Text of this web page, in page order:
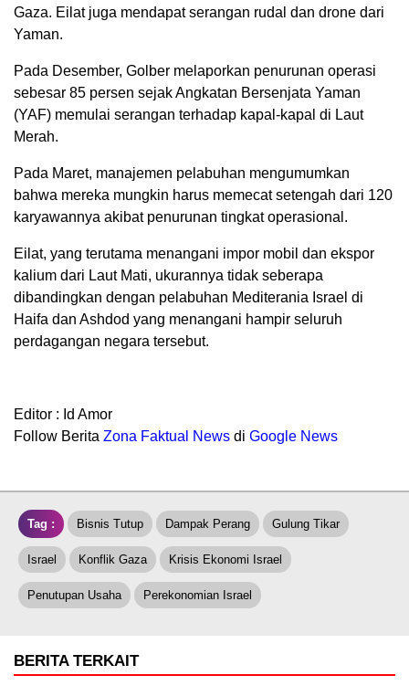
Gaza. Eilat juga mendapat serangan rudal dan drone dari
Yaman.
Pada Desember, Golber melaporkan penurunan operasi
sebesar 85 persen sejak Angkatan Bersenjata Yaman
(YAF) memulai serangan terhadap kapal-kapal di Laut
Merah.
Pada Maret, manajemen pelabuhan mengumumkan
bahwa mereka mungkin harus memecat setengah dari 120
karyawannya akibat penurunan tingkat operasional.
Eilat, yang terutama menangani impor mobil dan ekspor
kalium dari Laut Mati, ukurannya tidak seberapa
dibandingkan dengan pelabuhan Mediterania Israel di
Haifa dan Ashdod yang menangani hampir seluruh
perdagangan negara tersebut.
Editor : Id Amor
Follow Berita Zona Faktual News di Google News
Tag : Bisnis Tutup Dampak Perang Gulung Tikar
Israel Konflik Gaza Krisis Ekonomi Israel
Penutupan Usaha Perekonomian Israel
BERITA TERKAIT